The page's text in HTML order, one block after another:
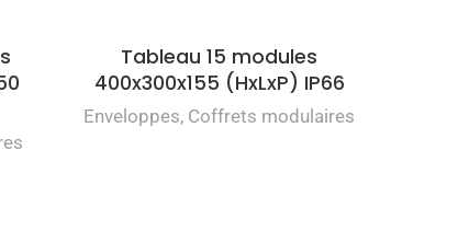
Tableau 15 modules
400x300x155 (HxLxP) IP66
Enveloppes, Coffrets modulaires